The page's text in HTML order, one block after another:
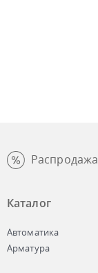
Распродажа
Каталог
Автоматика
Арматура